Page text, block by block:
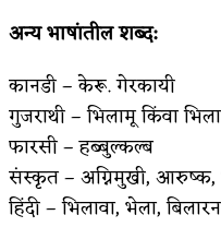
अन्य भाषांतील शब्द:
कानडी – केरू. गेरकायी
गुजराथी – भिलामू किंवा
फारसी – हब्बुल्कल्ब
संस्कृत – अग्निमुखी, आरुष्क,
हिंदी – भिलावा, भेला, बिलारन